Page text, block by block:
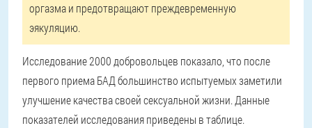
оргазма и предотвращают преждевременную
эякуляцию.
Исследование 2000 добровольцев показало, что после
первого приема БАД большинство испытуемых заметили
улучшение качества своей сексуальной жизни. Данные
показателей исследования приведены в таблице.